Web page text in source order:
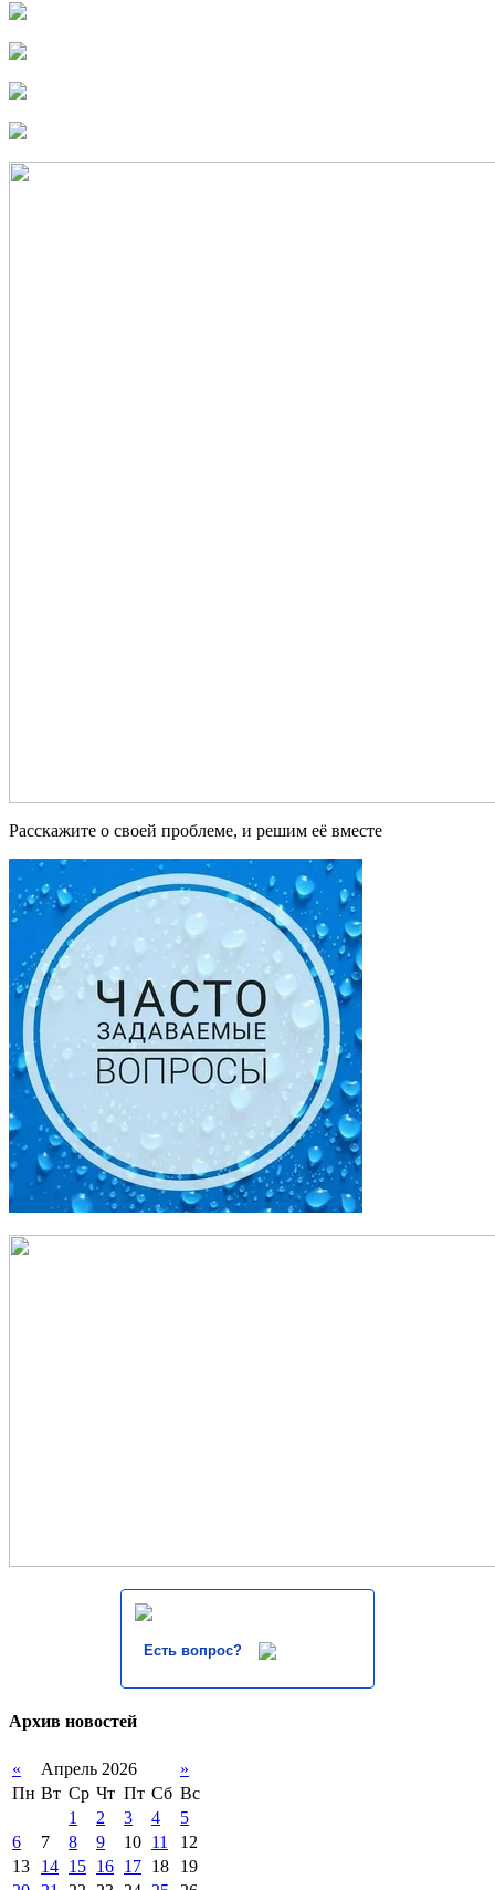
Расскажите о своей проблеме, и решим её вместе
Есть вопрос?
Архив новостей
« Апрель 2026
»
Пн Вт Ср Чт Пт Сб Вс
1
2 3 4
5
6
7 8 9 10 11
12
13
14 15 16 17 18
19